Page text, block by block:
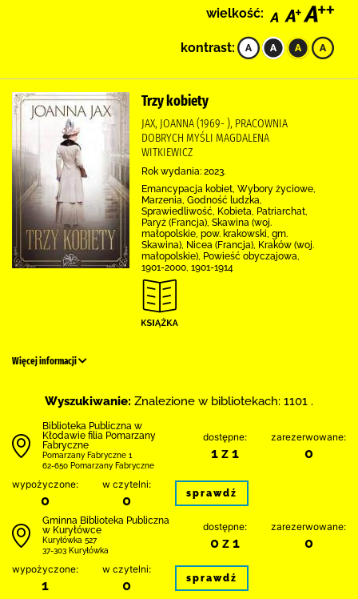
wielkość:
kontrast:
Trzy kobiety
JAX, JOANNA (1969- ), PRACOWNIA
DOBRYCH MYŚLI MAGDALENA
WITKIEWICZ
Rok wydania: 2023.
Emancypacja kobiet, Wybory życiowe,
Marzenia, Godność ludzka,
Sprawiedliwość, Kobieta, Patriarchat,
Paryż (Francja), Skawina (woj.
małopolskie, pow. krakowski, gm.
Skawina), Nicea (Francja), Kraków (woj.
małopolskie), Powieść obyczajowa,
1901-2000, 1901-1914
Więcej informacji
Wyszukiwanie: Znalezione w bibliotekach: 1101 .
Biblioteka Publiczna w
Kłodawie filia Pomarzany
Fabryczne
Pomarzany Fabryczne 1
62-650 Pomarzany Fabryczne
dostępne:
1 z 1
zarezerwowane:
0
wypożyczone:
0
w czytelni:
0 sprawdź
Gminna Biblioteka Publiczna
w Kuryłówce
Kuryłówka 527
37-303 Kuryłówka
dostępne:
0 z 1
zarezerwowane:
0
wypożyczone:
1
w czytelni:
0 sprawdź